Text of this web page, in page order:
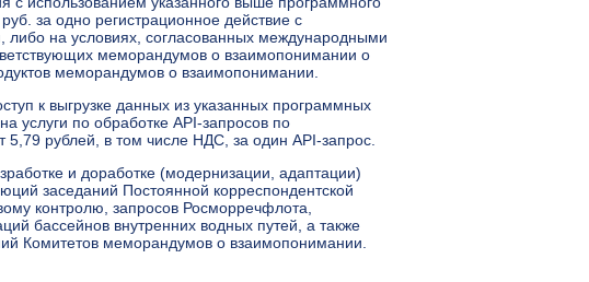
за одно регистрационное действие с
либо на условиях, согласованных международными
меморандумов о взаимопонимании о
меморандумов о взаимопонимании.
к выгрузке данных из указанных программных
услуги по обработке API-запросов по
рублей, в том числе НДС, за один API-запрос.
и доработке (модернизации, адаптации)
заседаний Постоянной корреспондентской
контролю, запросов Росморречфлота,
бассейнов внутренних водных путей, а также
Комитетов меморандумов о взаимопонимании.